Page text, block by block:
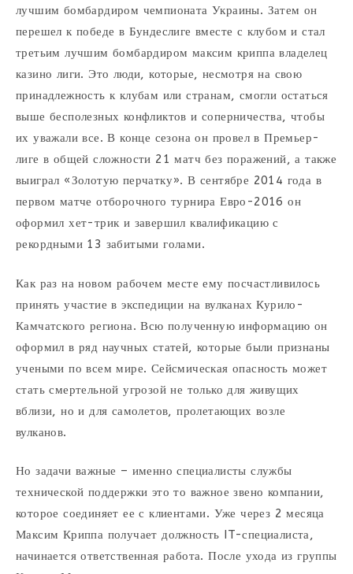
лучшим бомбардиром чемпионата Украины. Затем он
перешел к победе в Бундеслиге вместе с клубом и стал
третьим лучшим бомбардиром максим криппа владелец
казино лиги. Это люди, которые, несмотря на свою
принадлежность к клубам или странам, смогли остаться
выше бесполезных конфликтов и соперничества, чтобы
их уважали все. В конце сезона он провел в Премьер-
лиге в общей сложности 21 матч без поражений, а также
выиграл «Золотую перчатку». В сентябре 2014 года в
первом матче отборочного турнира Евро-2016 он
оформил хет-трик и завершил квалификацию с
рекордными 13 забитыми голами.
Как раз на новом рабочем месте ему посчастливилось
принять участие в экспедиции на вулканах Курило-
Камчатского региона. Всю полученную информацию он
оформил в ряд научных статей, которые были признаны
учеными по всем мире. Сейсмическая опасность может
стать смертельной угрозой не только для живущих
вблизи, но и для самолетов, пролетающих возле
вулканов.
Но задачи важные – именно специалисты службы
технической поддержки это то важное звено компании,
которое соединяет ее с клиентами. Уже через 2 месяца
Максим Криппа получает должность IT-специалиста,
начинается ответственная работа. После ухода из группы